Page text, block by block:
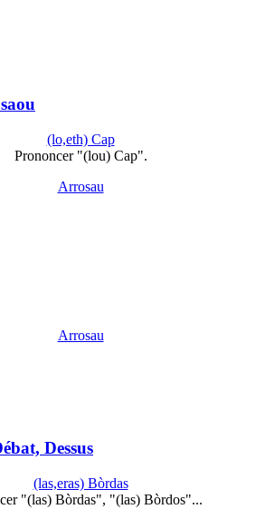
(lo,eth) Cap
Prononcer "(lou) Cap".
Arrosau
Arrosau
Dessus
(las,eras) Bòrdas
"(las) Bòrdas", "(las) Bòrdos"...